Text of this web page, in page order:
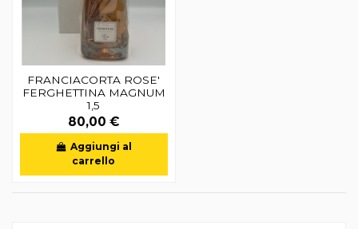
FRANCIACORTA ROSE'
FERGHETTINA MAGNUM
1,5
80,00 €
Aggiungi al
carrello